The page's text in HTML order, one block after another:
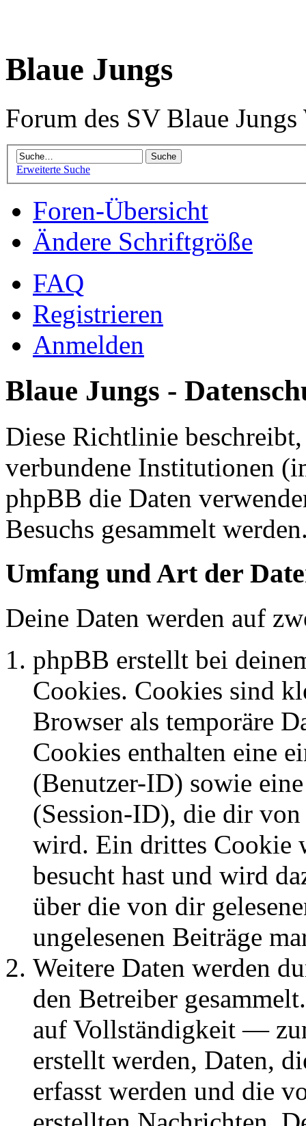
Blaue Jungs
Forum des SV Blaue
Erweiterte Suche
Foren-Übersicht
Ändere Schriftgröße
FAQ
Registrieren
Anmelden
Blaue Jungs -
Diese Richtlinie
verbundene Institutionen
phpBB die Daten
Besuchs gesammelt
Umfang und Art der
Deine Daten werden auf
phpBB erstellt bei
Cookies. Cookies sind
Browser als temporäre
Cookies enthalten eine
(Benutzer-ID) sowie
(Session-ID), die dir
wird. Ein drittes Cookie
besucht hast und wird
über die von dir
ungelesenen Beiträge
Weitere Daten werden
den Betreiber
auf Vollständigkeit —
erstellt werden, Daten,
erfasst werden und die